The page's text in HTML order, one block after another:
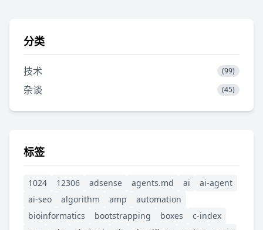
分类
技术 (99)
杂谈 (45)
标签
1024 12306 adsense agents.md ai
ai-agent
ai-seo
algorithm amp
automation
bioinformatics
bootstrapping boxes
c-index